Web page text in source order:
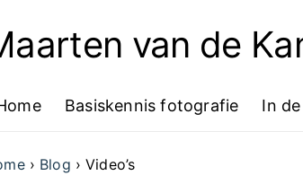
van de
Basiskennis fotografie In
Blog Video’s